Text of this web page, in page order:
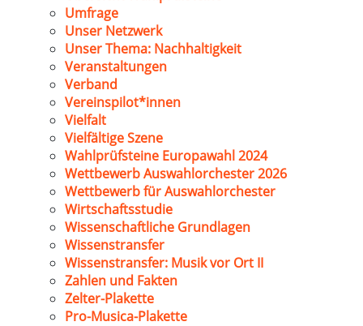
Umfrage
Unser Netzwerk
Unser Thema: Nachhaltigkeit
Veranstaltungen
Verband
Vereinspilot*innen
Vielfalt
Vielfältige Szene
Wahlprüfsteine Europawahl 2024
Wettbewerb Auswahlorchester 2026
Wettbewerb für Auswahlorchester
Wirtschaftsstudie
Wissenschaftliche Grundlagen
Wissenstransfer
Wissenstransfer: Musik vor Ort II
Zahlen und Fakten
Zelter-Plakette
Pro-Musica-Plakette